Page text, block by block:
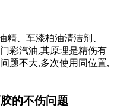
精、车漆柏油清洁剂、
彩汽油,其原理是精伤有
题不大,多次使用同位置,
的不伤问题